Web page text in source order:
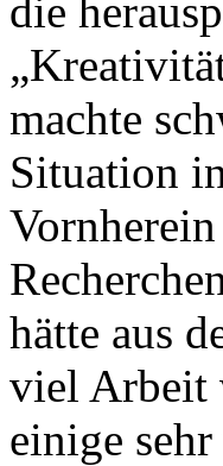
die
machte
Situation
hätte aus
viel Arbeit
einige